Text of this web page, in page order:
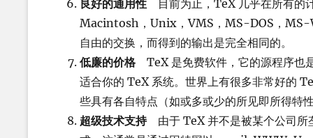
良好的通用性 目前为止，TeX 几乎在所有的
Macintosh，Unix，VMS，MS-DOS，MS-
自由的交换，而得到的输出是完全相同的。
低廉的价格TeX 是免费软件，它的源程序也
适合你的 TeX 系统。世界上有很多非常好的
些具有各自特点（如或多或少的所见即所得特
超级技术支持由于 TeX 并不是被某个公司所